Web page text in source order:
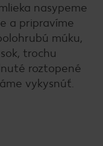
nasypeme
a pripravíme
múku,
trochu
roztopené
vykysnúť.